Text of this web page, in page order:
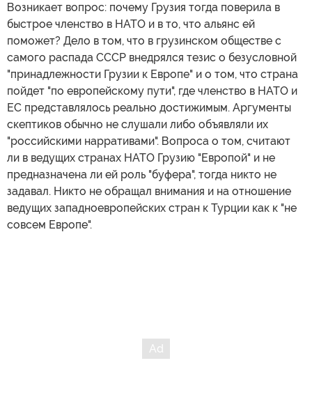
Возникает вопрос: почему Грузия тогда поверила в
быстрое членство в НАТО и в то, что альянс ей
поможет? Дело в том, что в грузинском обществе с
самого распада СССР внедрялся тезис о безусловной
"принадлежности Грузии к Европе" и о том, что страна
пойдет "по европейскому пути", где членство в НАТО и
ЕС представлялось реально достижимым. Аргументы
скептиков обычно не слушали либо объявляли их
"российскими нарративами". Вопроса о том, считают
ли в ведущих странах НАТО Грузию "Европой" и не
предназначена ли ей роль "буфера", тогда никто не
задавал. Никто не обращал внимания и на отношение
ведущих западноевропейских стран к Турции как к "не
совсем Европе".